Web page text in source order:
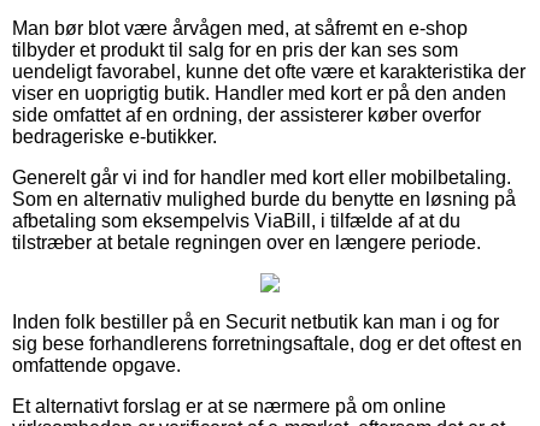
Man bør blot være årvågen med, at såfremt en e-shop
tilbyder et produkt til salg for en pris der kan ses som
uendeligt favorabel, kunne det ofte være et karakteristika der
viser en uoprigtig butik. Handler med kort er på den anden
side omfattet af en ordning, der assisterer køber overfor
bedrageriske e-butikker.
Generelt går vi ind for handler med kort eller mobilbetaling.
Som en alternativ mulighed burde du benytte en løsning på
afbetaling som eksempelvis ViaBill, i tilfælde af at du
tilstræber at betale regningen over en længere periode.
Inden folk bestiller på en Securit netbutik kan man i og for
sig bese forhandlerens forretningsaftale, dog er det oftest en
omfattende opgave.
Et alternativt forslag er at se nærmere på om online